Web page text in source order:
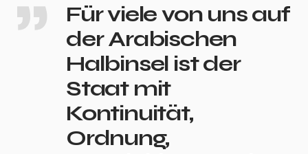
Für viele von uns auf
der Arabischen
Halbinsel ist der
Staat mit
Kontinuität,
Ordnung,